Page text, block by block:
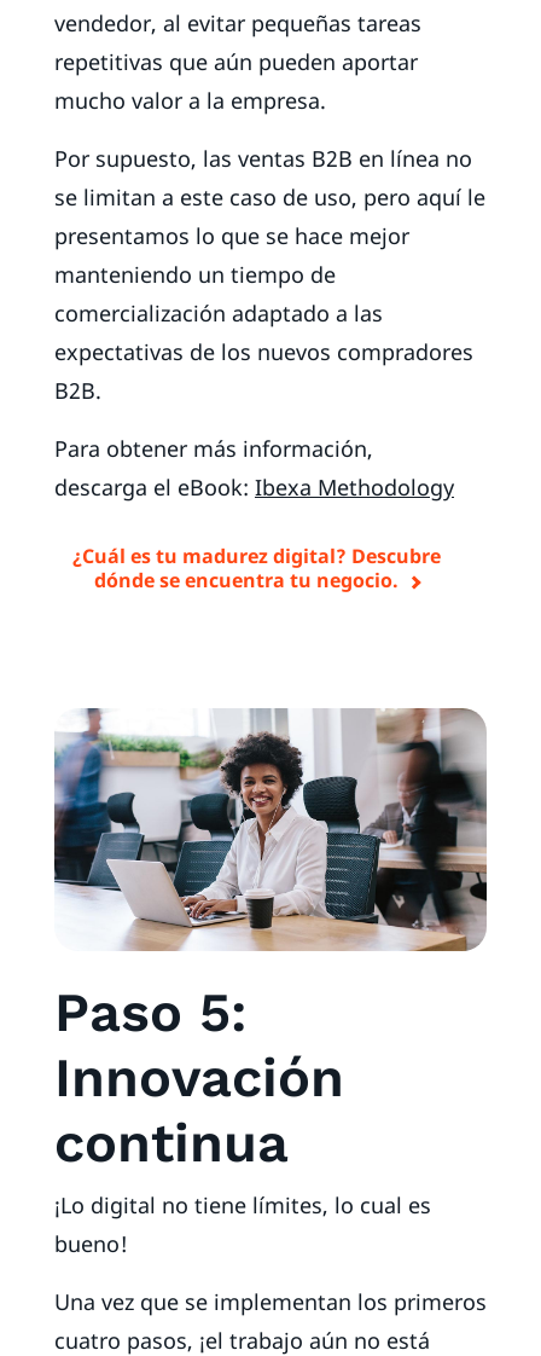
vendedor, al evitar pequeñas tareas
repetitivas que aún pueden aportar
mucho valor a la empresa.
Por supuesto, las ventas B2B en línea no
se limitan a este caso de uso, pero aquí le
presentamos lo que se hace mejor
manteniendo un tiempo de
comercialización adaptado a las
expectativas de los nuevos compradores
B2B.
Para obtener más información,
descarga el eBook: Ibexa Methodology
¿Cuál es tu madurez digital? Descubre
dónde se encuentra tu negocio.
Paso 5:
Innovación
continua
¡Lo digital no tiene límites, lo cual es
bueno!
Una vez que se implementan los primeros
cuatro pasos, ¡el trabajo aún no está